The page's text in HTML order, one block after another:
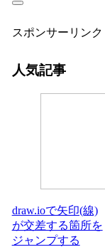
スポンサーリンク
人気記事
draw.ioで矢印(線)
が交差する箇所を
ジャンプする